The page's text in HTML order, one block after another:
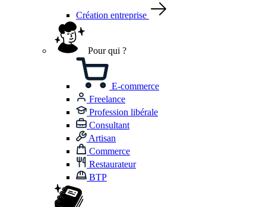
Création entreprise
Pour qui ?
E-commerce
Freelance
Profession libérale
Consultant
Artisan
Commerce
Restaurateur
BTP